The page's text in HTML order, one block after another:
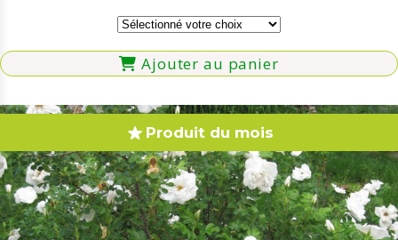
Ajouter au panier
Produit du mois